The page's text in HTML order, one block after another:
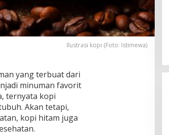
Ilustrasi kopi (Foto: Istimewa)
yang terbuat dari
minuman favorit
ternyata kopi
Akan tetapi,
kopi hitam juga
Pria Diduga Bunuh Diri di Jalur Rel
KA Blambangan-Pasar Senen,
Kepala Putus Hingga Kaki Korban
In Foto Peristiwa | April 27, 2026